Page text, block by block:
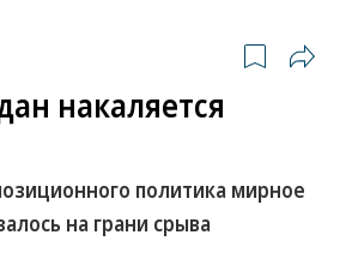
накаляется
политика мирное
на грани срыва